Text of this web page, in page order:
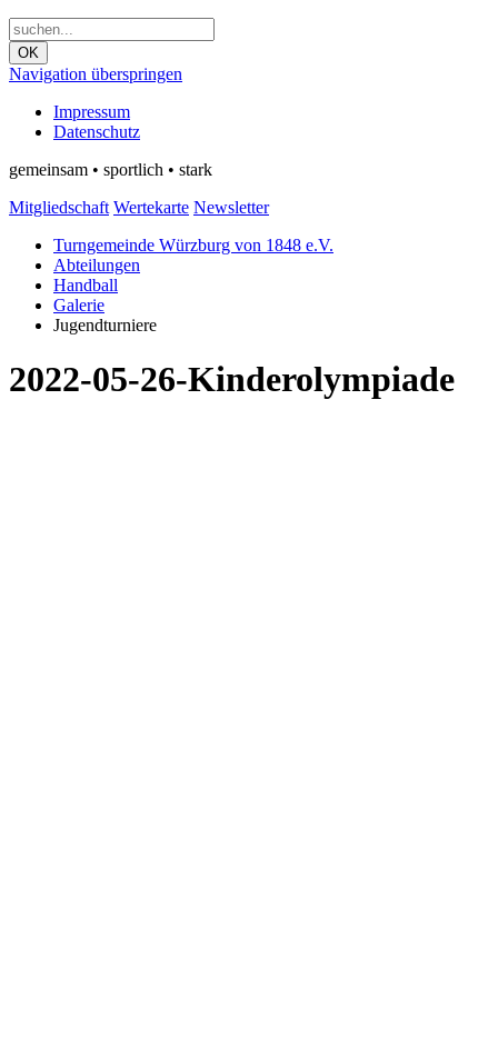
OK
Navigation überspringen
Impressum
Datenschutz
gemeinsam • sportlich • stark
Mitgliedschaft Wertekarte Newsletter
Turngemeinde Würzburg von 1848 e.V.
Abteilungen
Handball
Galerie
Jugendturniere
2022-05-26-Kinderolympiade